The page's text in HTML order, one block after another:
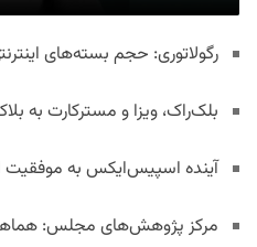
رگولاتوری: حجم بسته‌های
بلک‌راک، ویزا و مسترکارت به
آینده اسپیس‌ایکس به
مرکز پژوهش‌های مجلس: